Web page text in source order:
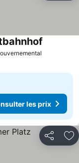
les prix
Partager